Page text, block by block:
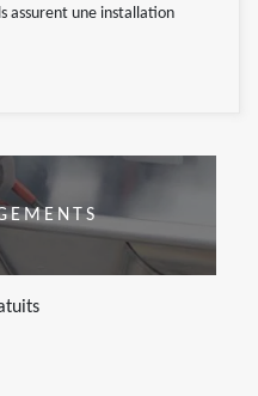
assurent une installation